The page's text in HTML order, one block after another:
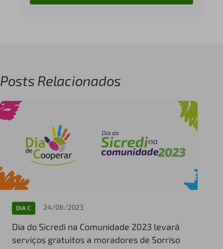
Posts Relacionados
DIA C 24/08/2023
Dia do Sicredi na Comunidade 2023 levará
serviços gratuitos a moradores de Sorriso